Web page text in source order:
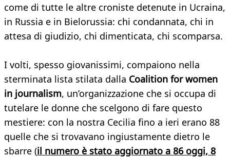
come di tutte le altre croniste detenute in Ucraina,
in Russia e in Bielorussia: chi condannata, chi in
attesa di giudizio, chi dimenticata, chi scomparsa.
I volti, spesso giovanissimi, compaiono nella
sterminata lista stilata dalla Coalition for women
in journalism, un’organizzazione che si occupa di
tutelare le donne che scelgono di fare questo
mestiere: con la nostra Cecilia fino a ieri erano 88
quelle che si trovavano ingiustamente dietro le
sbarre (il numero è stato aggiornato a 86 oggi, 8